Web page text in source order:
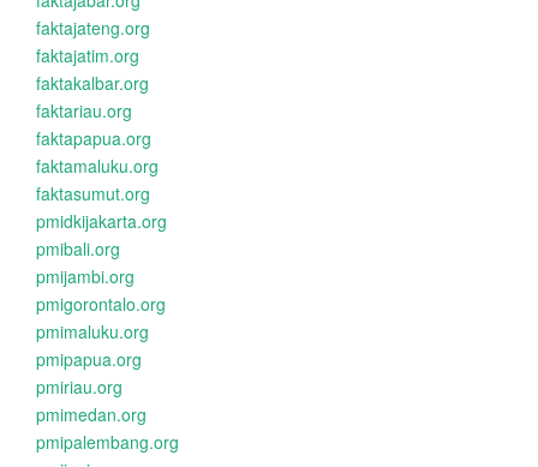
faktajateng.org
faktajatim.org
faktakalbar.org
faktariau.org
faktapapua.org
faktamaluku.org
faktasumut.org
pmidkijakarta.org
pmibali.org
pmijambi.org
pmigorontalo.org
pmimaluku.org
pmipapua.org
pmiriau.org
pmimedan.org
pmipalembang.org